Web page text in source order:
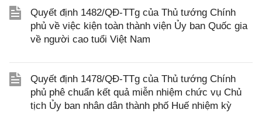
Quyết định 1482/QĐ-TTg của Thủ tướng Chính
phủ về việc kiện toàn thành viện Ủy ban Quốc gia
về người cao tuổi Việt Nam
Quyết định 1478/QĐ-TTg của Thủ tướng Chính
phủ phê chuẩn kết quả miễn nhiệm chức vụ Chủ
tịch Ủy ban nhân dân thành phố Huế nhiệm kỳ